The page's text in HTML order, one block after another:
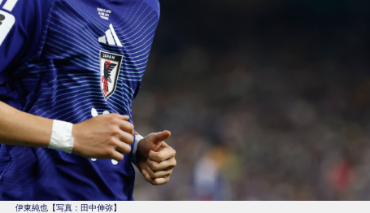
伊東純也【写真：田中伸弥】